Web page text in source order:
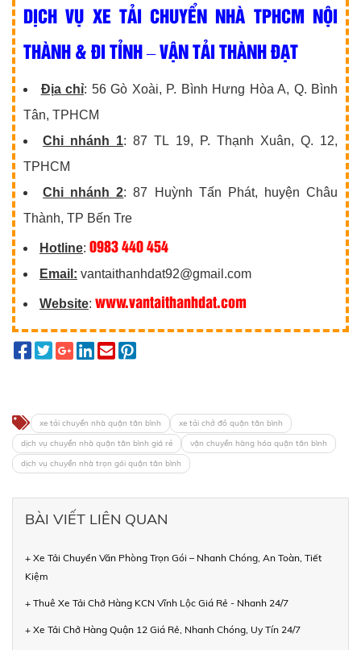
DỊCH VỤ XE TẢI CHUYỂN NHÀ TPHCM NỘI
THÀNH & ĐI TỈNH – VẬN TẢI THÀNH ĐẠT
Địa chỉ: 56 Gò Xoài, P. Bình Hưng Hòa A, Q. Bình
Tân, TPHCM
Chi nhánh 1: 87 TL 19, P. Thạnh Xuân, Q. 12,
TPHCM
Chi nhánh 2: 87 Huỳnh Tấn Phát, huyện Châu
Thành, TP Bến Tre
Hotline: 0983 440 454
Email: vantaithanhdat92@gmail.com
Website: www.vantaithanhdat.com
xe tải chuyển nhà quận tân bình
xe tải chở đồ quận tân bình
dịch vụ chuyển nhà quận tân bình giá rẻ
vận chuyển hàng hóa quận tân bình
dịch vụ chuyển nhà trọn gói quận tân bình
BÀI VIẾT LIÊN QUAN
+ Xe Tải Chuyển Văn Phòng Trọn Gói – Nhanh Chóng, An Toàn, Tiết
Kiệm
+ Thuê Xe Tải Chở Hàng KCN Vĩnh Lộc Giá Rẻ - Nhanh 24/7
+ Xe Tải Chở Hàng Quận 12 Giá Rẻ, Nhanh Chóng, Uy Tín 24/7